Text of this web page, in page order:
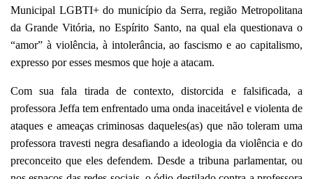
Municipal LGBTI+ do município da Serra, região Metropolitana
da Grande Vitória, no Espírito Santo, na qual ela questionava o
“amor” à violência, à intolerância, ao fascismo e ao capitalismo,
expresso por esses mesmos que hoje a atacam.
Com sua fala tirada de contexto, distorcida e falsificada, a
professora Jeffa tem enfrentado uma onda inaceitável e violenta de
ataques e ameaças criminosas daqueles(as) que não toleram uma
professora travesti negra desafiando a ideologia da violência e do
preconceito que eles defendem. Desde a tribuna parlamentar, ou